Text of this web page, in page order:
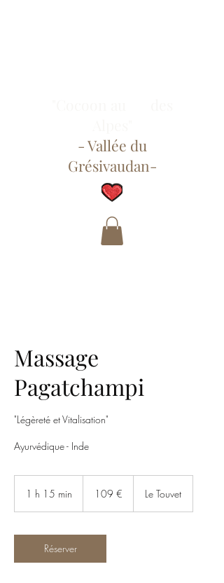
- Vallée du
Grésivaudan-
Massage
Pagatchampi
"Légèreté et Vitalisation"
Ayurvédique - Inde
1 h 15 min
m
i
n
109 € Le Touvet
Réserver